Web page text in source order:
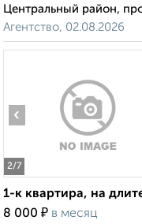
Центральный район,
Агентство, 02.08.2026
2/7
‹
1-к квартира, на
8 000 ₽ в месяц